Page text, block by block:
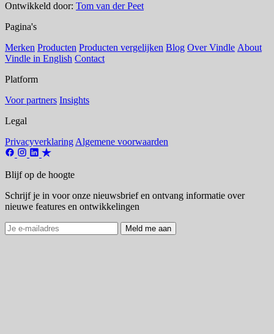
Ontwikkeld door: Tom van der Peet
Pagina's
Merken Producten Producten vergelijken Blog Over Vindle About
Vindle in English Contact
Platform
Voor partners Insights
Legal
Privacyverklaring Algemene voorwaarden
Blijf op de hoogte
Schrijf je in voor onze nieuwsbrief en ontvang informatie over
nieuwe features en ontwikkelingen
Meld me aan